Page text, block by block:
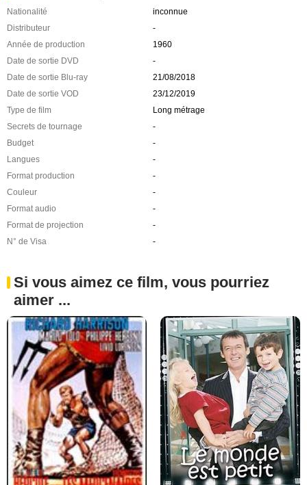
Nationalité
inconnue
Distributeur
-
Année de production
1960
Date de sortie DVD
-
Date de sortie Blu-ray
21/08/2018
Date de sortie VOD
23/12/2019
Type de film
Long métrage
Secrets de tournage
-
Budget
-
Langues
-
Format production
-
Couleur
-
Format audio
-
Format de projection
-
N° de Visa
-
Si vous aimez ce film, vous pourriez
aimer ...